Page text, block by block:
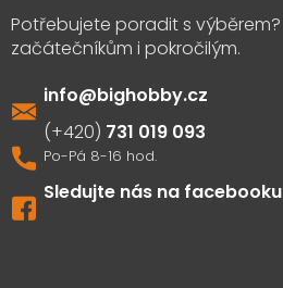
info@bighobby.cz
731 019 093
Sledujte nás na facebooku